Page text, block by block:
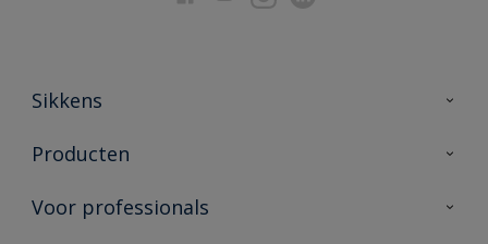
Sikkens
Over Sikkens
Duurzaamheid
Producten
Producten voor binnen
Voor professionals